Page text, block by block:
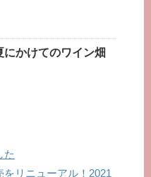
にかけてのワイン畑
た
リニューアル！2021